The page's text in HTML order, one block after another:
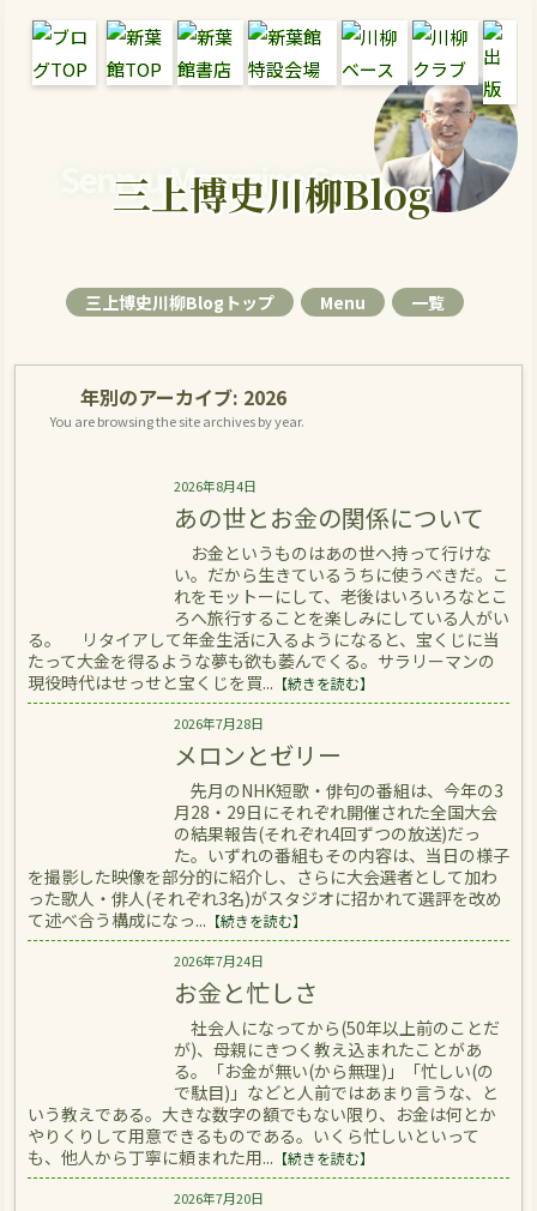
Senryu Magazine Senryu Blog
三上博史川柳Blog
三上博史川柳Blogトップ Menu 一覧
年別のアーカイブ: 2026
You are browsing the site archives by year.
2026年8月4日
あの世とお金の関係について
お金というものはあの世へ持って行けな
い。だから生きているうちに使うべきだ。こ
れをモットーにして、老後はいろいろなとこ
ろへ旅行することを楽しみにしている人がい
る。 リタイアして年金生活に入るようになると、宝くじに当
たって大金を得るような夢も欲も萎んでくる。サラリーマンの
現役時代はせっせと宝くじを買... 【続きを読む】
2026年7月28日
メロンとゼリー
先月のNHK短歌・俳句の番組は、今年の3
月28・29日にそれぞれ開催された全国大会
の結果報告(それぞれ4回ずつの放送)だっ
た。いずれの番組もその内容は、当日の様子
を撮影した映像を部分的に紹介し、さらに大会選者として加わ
った歌人・俳人(それぞれ3名)がスタジオに招かれて選評を改め
て述べ合う構成になっ... 【続きを読む】
2026年7月24日
お金と忙しさ
社会人になってから(50年以上前のことだ
が)、母親にきつく教え込まれたことがあ
る。「お金が無い(から無理)」「忙しい(の
で駄目)」などと人前ではあまり言うな、と
いう教えである。大きな数字の額でもない限り、お金は何とか
やりくりして用意できるものである。いくら忙しいといって
も、他人から丁寧に頼まれた用... 【続きを読む】
2026年7月20日